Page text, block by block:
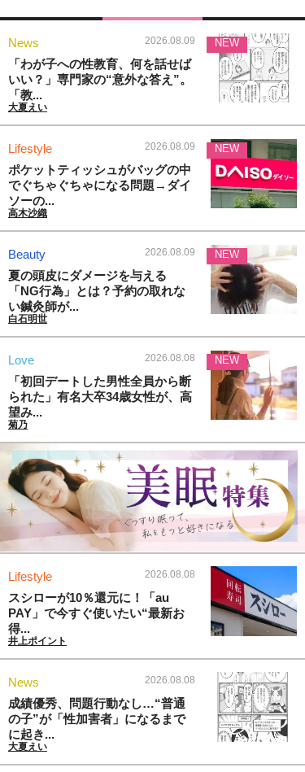
News 2026.08.09
「わが子への性教育、何を話せば
いい？」専門家の“意外な答え”。
「教...
大夏えい
NEW
Lifestyle 2026.08.09
ポケットティッシュがバッグの中
でぐちゃぐちゃになる問題→ダイ
ソーの...
高木沙織
NEW
Beauty 2026.08.09
夏の頭皮にダメージを与える
「NG行為」とは？予約の取れな
い鍼灸師が...
白石明世
NEW
Love 2026.08.08
「初回デートした男性全員から断
られた」有名大卒34歳女性が、高
望み...
菊乃
NEW
Lifestyle 2026.08.08
スシローが10％還元に！「au
PAY」で今すぐ使いたい“最新お
得...
井上ポイント
News 2026.08.08
成績優秀、問題行動なし…“普通
の子”が「性加害者」になるまで
に起き...
大夏えい